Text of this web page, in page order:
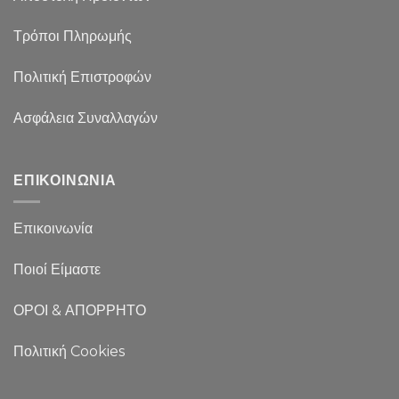
Τρόποι Πληρωμής
Πολιτική Επιστροφών
Ασφάλεια Συναλλαγών
ΕΠΙΚΟΙΝΩΝΙΑ
Επικοινωνία
Ποιοί Είμαστε
ΟΡΟΙ & ΑΠΟΡΡΗΤΟ
Πολιτική Cookies